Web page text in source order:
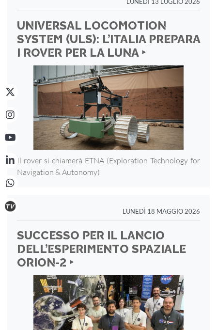
UNIVERSAL LOCOMOTION
SYSTEM (ULS): L’ITALIA PREPARA
I ROVER PER LA LUNA ‣
Il rover si chiamerà ETNA (Exploration Technology for
Navigation & Autonomy)
LUNEDÌ 18 MAGGIO 2026
SUCCESSO PER IL LANCIO
DELL’ESPERIMENTO SPAZIALE
ORION-2 ‣